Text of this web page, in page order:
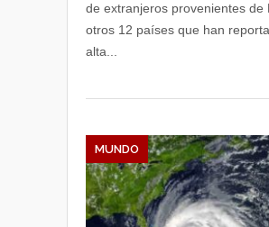
de extranjeros provenientes de
otros 12 países que han
alta...
MUNDO